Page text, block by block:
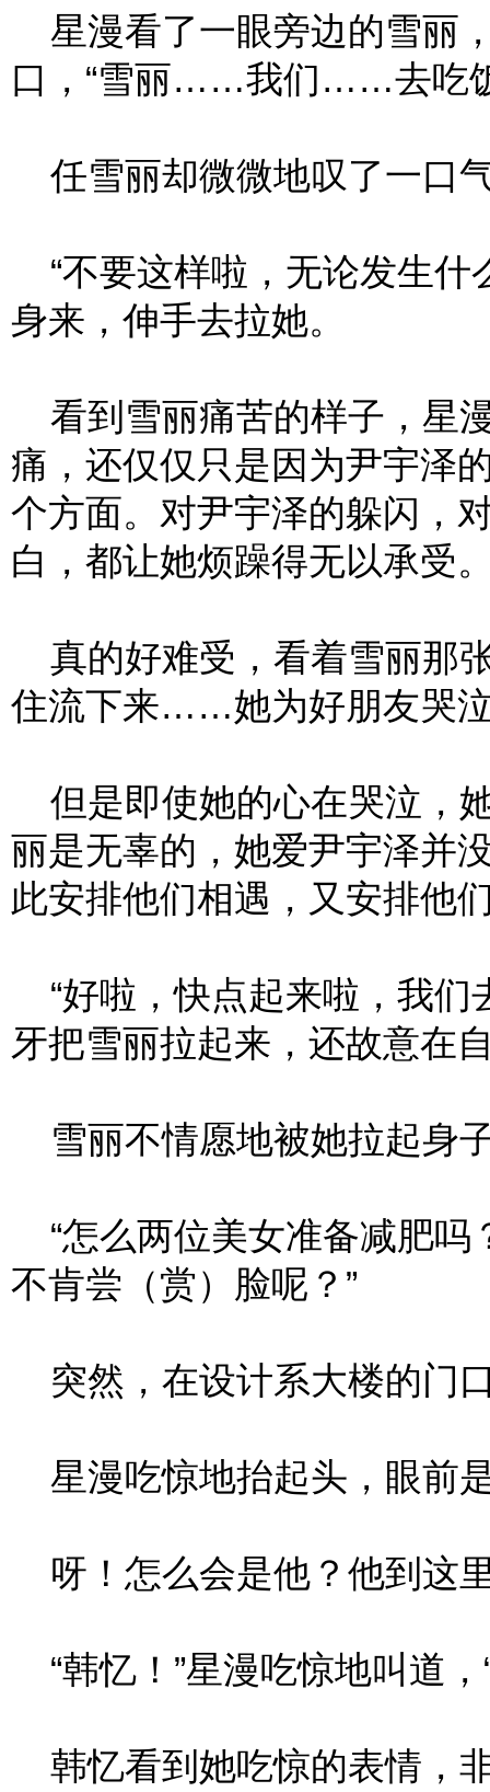
星漫看了一眼旁边的雪丽
口，“雪丽……我们……去吃
任雪丽却微微地叹了一口
“不要这样啦，无论发生什
身来，伸手去拉她。
看到雪丽痛苦的样子，星
痛，还仅仅只是因为尹宇泽
个方面。对尹宇泽的躲闪，
白，都让她烦躁得无以承受
真的好难受，看着雪丽那
住流下来……她为好朋友哭
但是即使她的心在哭泣，
丽是无辜的，她爱尹宇泽并
此安排他们相遇，又安排他
“好啦，快点起来啦，我们
牙把雪丽拉起来，还故意在
雪丽不情愿地被她拉起身
“怎么两位美女准备减肥吗
不肯尝（赏）脸呢？”
突然，在设计系大楼的门
星漫吃惊地抬起头，眼前
呀！怎么会是他？他到这
“韩忆！”星漫吃惊地叫道，
韩忆看到她吃惊的表情，